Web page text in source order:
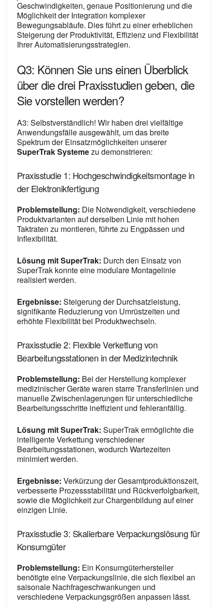
Geschwindigkeiten, genaue Positionierung und die
Möglichkeit der Integration komplexer
Bewegungsabläufe. Dies führt zu einer erheblichen
Steigerung der Produktivität, Effizienz und Flexibilität
Ihrer Automatisierungsstrategien.
Q3: Können Sie uns einen Überblick
über die drei Praxisstudien geben, die
Sie vorstellen werden?
A3: Selbstverständlich! Wir haben drei vielfältige
Anwendungsfälle ausgewählt, um das breite
Spektrum der Einsatzmöglichkeiten unserer
SuperTrak Systemezu demonstrieren:
Praxisstudie 1: Hochgeschwindigkeitsmontage in
der Elektronikfertigung
Problemstellung: Die Notwendigkeit, verschiedene
Produktvarianten auf derselben Linie mit hohen
Taktraten zu montieren, führte zu Engpässen und
Inflexibilität.
Lösung mit SuperTrak: Durch den Einsatz von
SuperTrak konnte eine modulare Montagelinie
realisiert werden.
Ergebnisse: Steigerung der Durchsatzleistung,
signifikante Reduzierung von Umrüstzeiten und
erhöhte Flexibilität bei Produktwechseln.
Praxisstudie 2: Flexible Verkettung von
Bearbeitungsstationen in der Medizintechnik
Problemstellung: Bei der Herstellung komplexer
medizinischer Geräte waren starre Transferlinien und
manuelle Zwischenlagerungen für unterschiedliche
Bearbeitungsschritte ineffizient und fehleranfällig.
Lösung mit SuperTrak: SuperTrak ermöglichte die
intelligente Verkettung verschiedener
Bearbeitungsstationen, wodurch Wartezeiten
minimiert werden.
Ergebnisse: Verkürzung der Gesamtproduktionszeit,
verbesserte Prozessstabilität und Rückverfolgbarkeit,
sowie die Möglichkeit zur Chargenbildung auf einer
einzigen Linie.
Praxisstudie 3: Skalierbare Verpackungslösung für
Konsumgüter
Problemstellung: Ein Konsumgüterhersteller
benötigte eine Verpackungslinie, die sich flexibel an
saisonale Nachfrageschwankungen und
verschiedene Verpackungsgrößen anpassen lässt.